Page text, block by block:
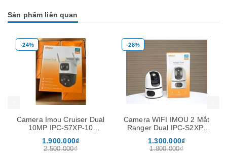
Sản phẩm liên quan
-28%
Camera WIFI IMOU 2 Mắt
Ranger Dual IPC-S2XP-
độ, Đàm Thoại 2 Chiều
1.300.000₫
1.800.000₫
-39%
Camera PTZ Wifi 5MP
DAHUA DH-SD2A500-GN-
1.099.000₫
1.790.000₫